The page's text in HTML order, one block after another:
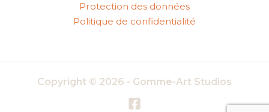
Protection des données
Politique de confidentialité
Copyright © 2026 - Gomme-Art Studios